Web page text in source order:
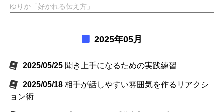
ゆりか「好かれる伝え方」
2025年05月
2025/05/25 聞き上手になるための実践練習
2025/05/18 相手が話しやすい雰囲気を作るリアクシ
ョン術